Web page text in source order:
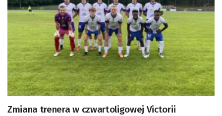
Zmiana trenera w czwartoligowej Victorii